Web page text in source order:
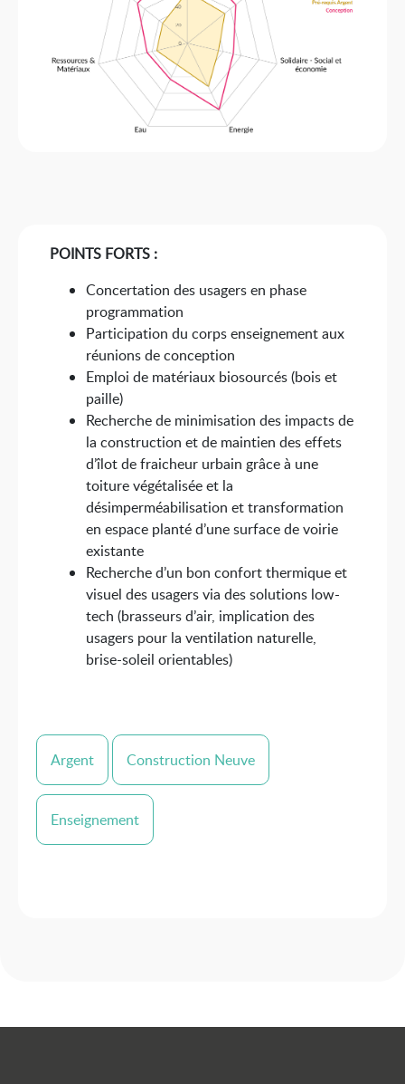
POINTS FORTS :
Concertation des usagers en phase
programmation
Participation du corps enseignement aux
réunions de conception
Emploi de matériaux biosourcés (bois et
paille)
Recherche de minimisation des impacts de
la construction et de maintien des effets
d’îlot de fraicheur urbain grâce à une
toiture végétalisée et la
désimperméabilisation et transformation
en espace planté d’une surface de voirie
existante
Recherche d’un bon confort thermique et
visuel des usagers via des solutions low-
tech (brasseurs d’air, implication des
usagers pour la ventilation naturelle,
brise-soleil orientables)
Argent Construction Neuve
Enseignement